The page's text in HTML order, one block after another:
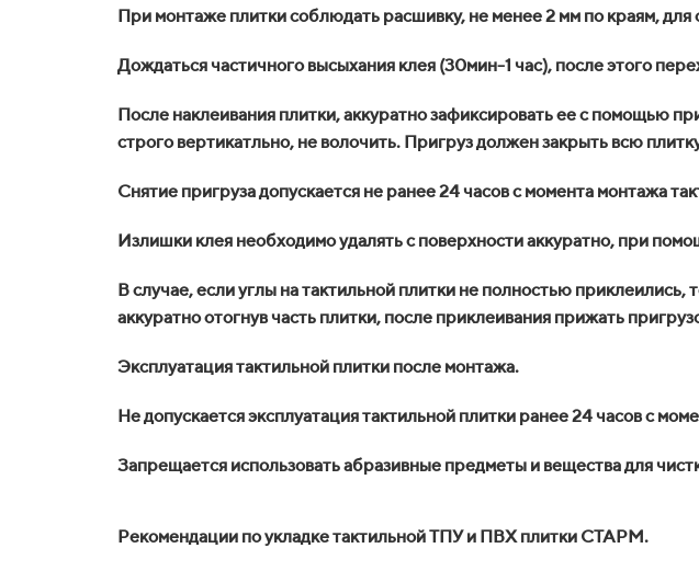
При монтаже плитки соблюдать расшивку, не менее 2 мм по краям,
Дождаться частичного высыхания клея (30мин-1 час), после этого
После наклеивания плитки, аккуратно зафиксировать ее с помощью
строго вертикатльно, не волочить. Пригруз должен закрыть всю
Снятие пригруза допускается не ранее 24 часов с момента монтажа
Излишки клея необходимо удалять с поверхности аккуратно, при
В случае, если углы на тактильной плитки не полностью
аккуратно отогнув часть плитки, после приклеивания прижать
Эксплуатация тактильной плитки после монтажа.
Не допускается эксплуатация тактильной плитки ранее 24 часов с
Запрещается использовать абразивные предметы и вещества для
Рекомендации по укладке тактильной ТПУ и ПВХ плитки СТАРМ.